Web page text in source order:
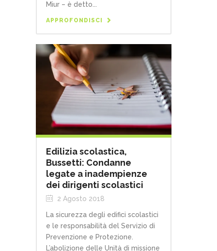
Miur – è detto...
APPROFONDISCI
Edilizia scolastica,
Bussetti: Condanne
legate a inadempienze
dei dirigenti scolastici
2 Agosto 2018
La sicurezza degli edifici scolastici
e le responsabilità del Servizio di
Prevenzione e Protezione.
L’abolizione delle Unità di missione